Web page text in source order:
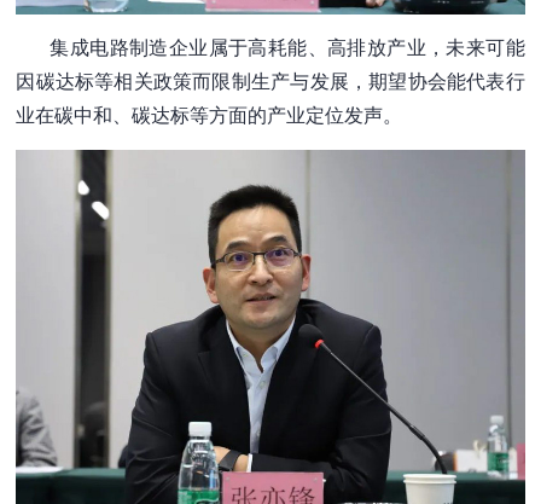
集成电路制造企业属于高耗能、高排放产业，未来可能
因碳达标等相关政策而限制生产与发展，期望协会能代表行
业在碳中和、碳达标等方面的产业定位发声。